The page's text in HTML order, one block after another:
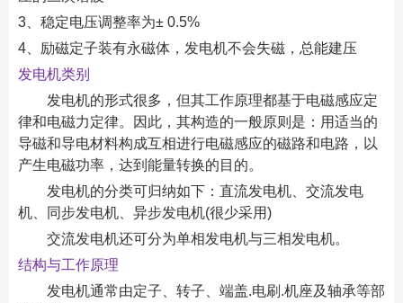
3、稳定电压调整率为± 0.5%
4、励磁定子装有永磁体，发电机不会失磁，总能建压
发电机类别
发电机的形式很多，但其工作原理都基于电磁感应定
律和电磁力定律。因此，其构造的一般原则是：用适当的
导磁和导电材料构成互相进行电磁感应的磁路和电路，以
产生电磁功率，达到能量转换的目的。
发电机的分类可归纳如下：直流发电机、交流发电
机、同步发电机、异步发电机(很少采用)
交流发电机还可分为单相发电机与三相发电机。
结构与工作原理
发电机通常由定子、转子、端盖.电刷.机座及轴承等部